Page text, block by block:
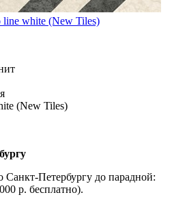
line white (New Tiles)
(New Tiles)
Санкт-Петербургу до парадной:
р. бесплатно).